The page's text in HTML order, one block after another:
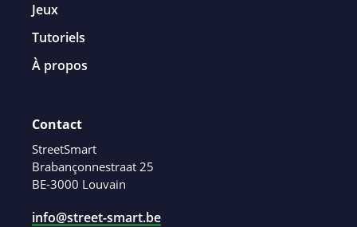
Jeux
Tutoriels
À propos
Contact
StreetSmart
Brabançonnestraat 25
BE-3000 Louvain
info@street-smart.be